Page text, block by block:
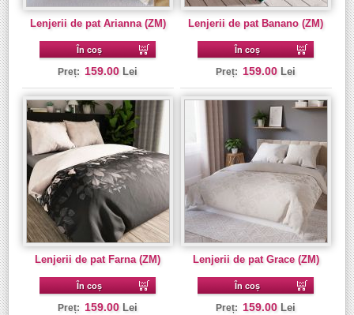
Lenjerii de pat Arianna (ZM)
În coș
Preț: 159.00 Lei
Lenjerii de pat Banano (ZM)
În coș
Preț: 159.00 Lei
Lenjerii de pat Farna (ZM)
În coș
Preț: 159.00 Lei
Lenjerii de pat Grace (ZM)
În coș
Preț: 159.00 Lei